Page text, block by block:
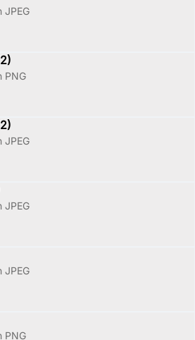
JPEG
PNG
JPEG
JPEG
JPEG
PNG